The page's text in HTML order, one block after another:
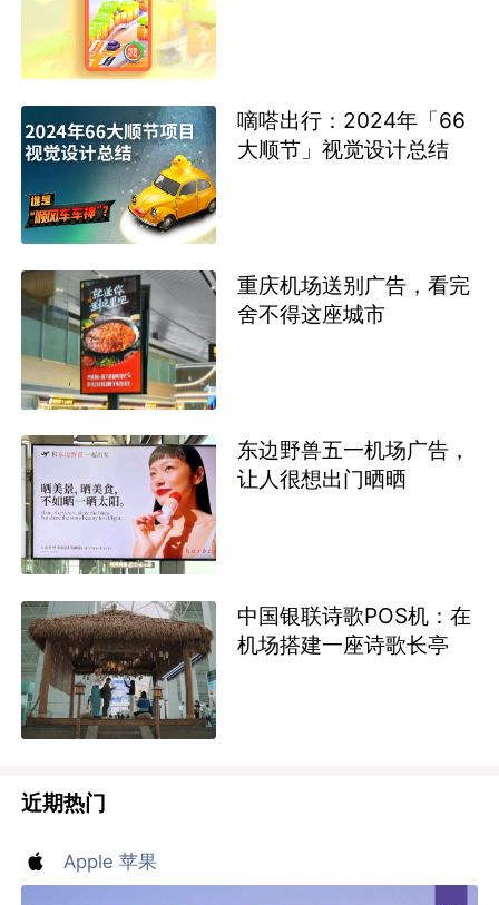
嘀嗒出行：2024年「66
大顺节」视觉设计总结
重庆机场送别广告，看完
舍不得这座城市
东边野兽五一机场广告，
让人很想出门晒晒
中国银联诗歌POS机：在
机场搭建一座诗歌长亭
近期热门
Apple 苹果